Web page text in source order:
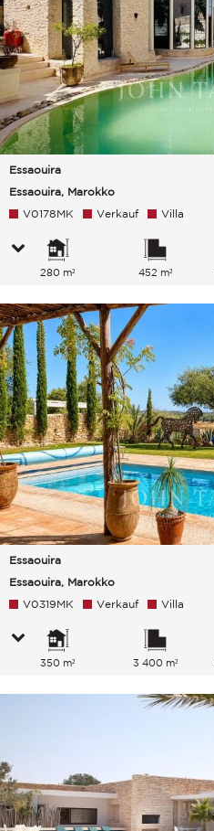
Essaouira
Essaouira, Marokko
V0178MK Verkauf Villa
280 m² 452 m²
Essaouira
Essaouira, Marokko
V0319MK Verkauf Villa
350 m² 3 400 m²